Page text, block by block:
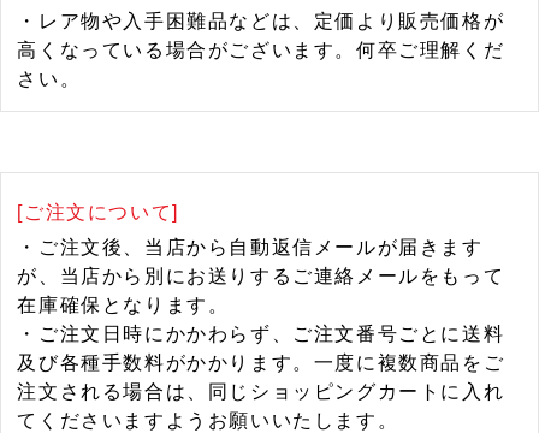
・レア物や入手困難品などは、定価より販売価格が
高くなっている場合がございます。何卒ご理解くだ
さい。
[ご注文について]
・ご注文後、当店から自動返信メールが届きます
が、当店から別にお送りするご連絡メールをもって
在庫確保となります。
・ご注文日時にかかわらず、ご注文番号ごとに送料
及び各種手数料がかかります。一度に複数商品をご
注文される場合は、同じショッピングカートに入れ
てくださいますようお願いいたします。